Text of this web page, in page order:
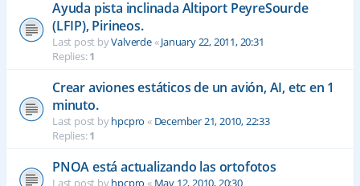
Ayuda pista inclinada Altiport PeyreSourde
(LFIP), Pirineos.
Last post byValverde«January 22, 2011, 20:31
Replies:1
Crear aviones estáticos de un avión, AI, etc en 1
minuto.
Last post byhpcpro « December 21, 2010, 22:33
Replies:1
PNOA está actualizando las ortofotos
Last post byhpcpro « May 12, 2010, 20:30